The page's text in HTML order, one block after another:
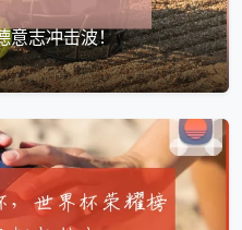
意志冲击波！